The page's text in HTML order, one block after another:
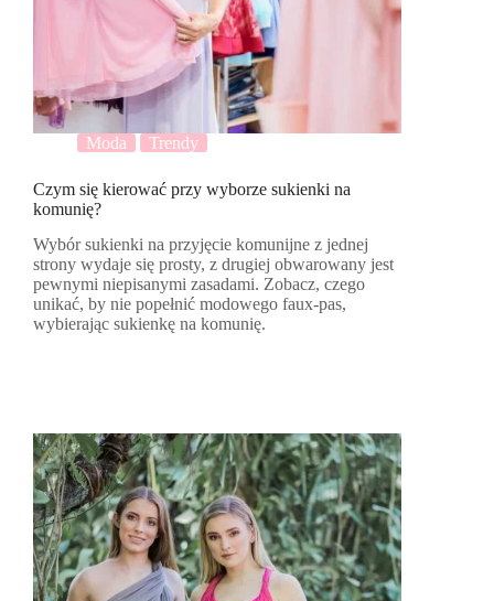
Moda Trendy
Czym się kierować przy wyborze sukienki na
komunię?
Wybór sukienki na przyjęcie komunijne z jednej
strony wydaje się prosty, z drugiej obwarowany jest
pewnymi niepisanymi zasadami. Zobacz, czego
unikać, by nie popełnić modowego faux-pas,
wybierając sukienkę na komunię.